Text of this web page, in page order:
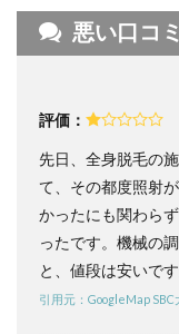
圧倒
的コ
気に
せず
卒業
でき
る
5
SBC
湘南
クリ
悪い口コミ
評価：
先日、全身脱毛の
て、その都度照射
かったにも関わら
ったです。機械の
と、値段は安いで
引用元：GoogleMap SBC